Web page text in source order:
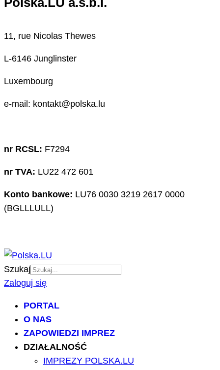
11, rue Nicolas Thewes
L-6146 Junglinster
Luxembourg
e-mail: kontakt@polska.lu
nr RCSL: F7294
nr TVA: LU22 472 601
Konto bankowe: LU76 0030 3219 2617 0000
(BGLLLULL)
Szukaj
Zaloguj się
PORTAL
O NAS
ZAPOWIEDZI IMPREZ
DZIAŁALNOŚĆ
IMPREZY POLSKA.LU